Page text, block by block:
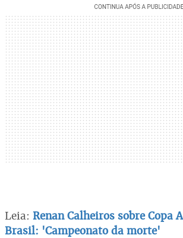
Leia: Renan Calheiros sobre Copa
Brasil: 'Campeonato da morte'